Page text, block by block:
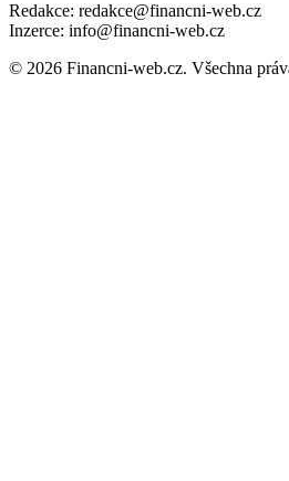
Redakce: redakce@financni-web.cz
Inzerce: info@financni-web.cz
© 2026 Financni-web.cz. Všechna